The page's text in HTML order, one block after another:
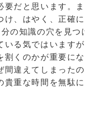
要だと思います。
け、はやく、正確
の知識の穴を見
る気ではいます
くのかが重要に
間違えてしまった
重な時間を無駄